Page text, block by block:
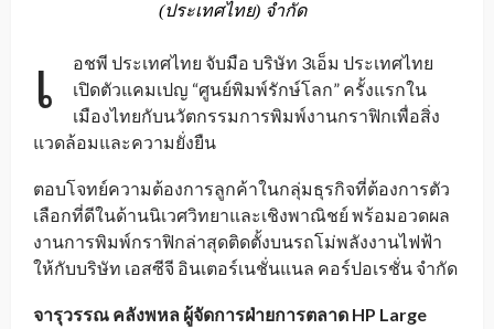
(ประเทศไทย) จำกัด
เ
อชพี ประเทศไทย จับมือ บริษัท 3เอ็ม ประเทศไทย
เปิดตัวแคมเปญ “ศูนย์พิมพ์รักษ์โลก” ครั้งแรกใน
เมืองไทยกับนวัตกรรมการพิมพ์งานกราฟิกเพื่อสิ่ง
แวดล้อมและความยั่งยืน
ตอบโจทย์ความต้องการลูกค้าในกลุ่มธุรกิจที่ต้องการตัว
เลือกที่ดีในด้านนิเวศวิทยาและเชิงพาณิชย์ พร้อมอวดผล
งานการพิมพ์กราฟิกล่าสุดติดตั้งบนรถโม่พลังงานไฟฟ้า
ให้กับบริษัท เอสซีจี อินเตอร์เนชั่นแนล คอร์ปอเรชั่น จำกัด
จารุวรรณ คลังพหล ผู้จัดการฝ่ายการตลาด HP Large